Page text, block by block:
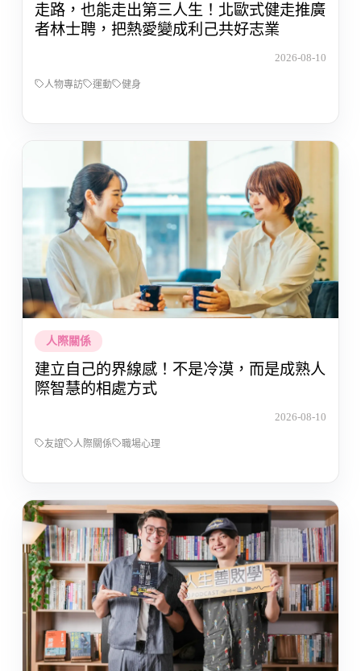
走路，也能走出第三人生！北歐式健走推廣
者林士聘，把熱愛變成利己共好志業
2026-08-10
人物專訪 運動 健身
人際關係
建立自己的界線感！不是冷漠，而是成熟人
際智慧的相處方式
2026-08-10
友誼 人際關係 職場心理